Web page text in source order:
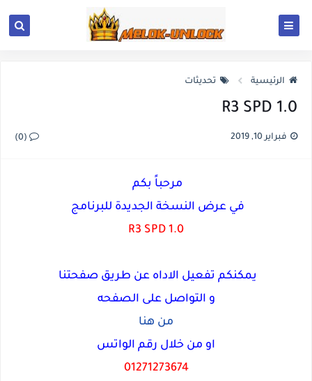
الرئيسية تحديثات
R3 SPD 1.0
فبراير 10, 2019 (0)
مرحباً بكم
في عرض النسخة الجديدة للبرنامج
R3 SPD 1.0
يمكنكم تفعيل الاداه عن طريق صفحتنا
و التواصل على الصفحه
من هنا
او من خلال رقم الواتس
01271273674